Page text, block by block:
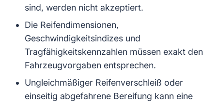
sind, werden nicht akzeptiert.
Die Reifendimensionen,
Geschwindigkeitsindizes und
Tragfähigkeitskennzahlen müssen exakt den
Fahrzeugvorgaben entsprechen.
Ungleichmäßiger Reifenverschleiß oder
einseitig abgefahrene Bereifung kann eine